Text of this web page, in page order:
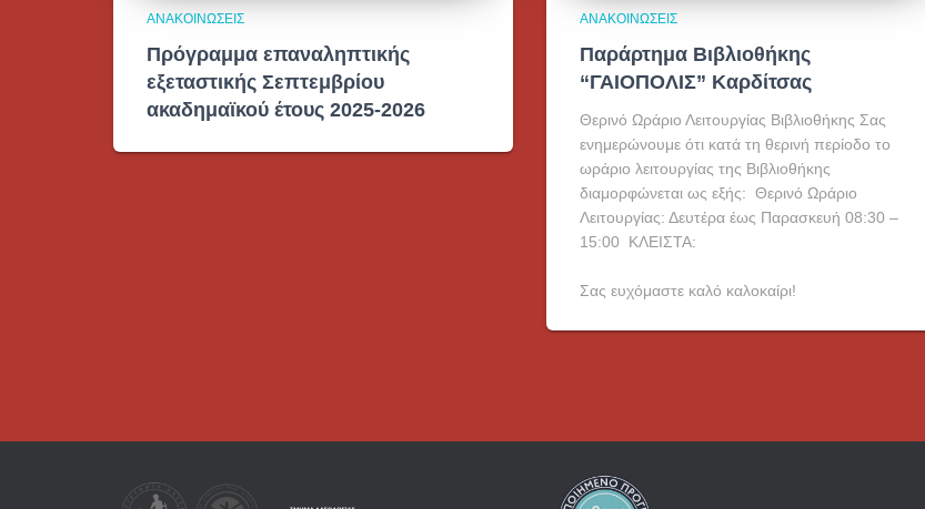
ΑΝΑΚΟΙΝΏΣΕΙΣ
Πρόγραμμα επαναληπτικής
εξεταστικής Σεπτεμβρίου
ακαδημαϊκού έτους 2025-2026
ΑΝΑΚΟΙΝΏΣΕΙΣ
Παράρτημα Βιβλιοθήκης
“ΓΑΙΟΠΟΛΙΣ” Καρδίτσας
Θερινό Ωράριο Λειτουργίας Βιβλιοθήκης Σας
ενημερώνουμε ότι κατά τη θερινή περίοδο το
ωράριο λειτουργίας της Βιβλιοθήκης
διαμορφώνεται ως εξής: Θερινό Ωράριο
Λειτουργίας: Δευτέρα έως Παρασκευή 08:30 –
15:00 ΚΛΕΙΣΤΑ:
Σας ευχόμαστε καλό καλοκαίρι!